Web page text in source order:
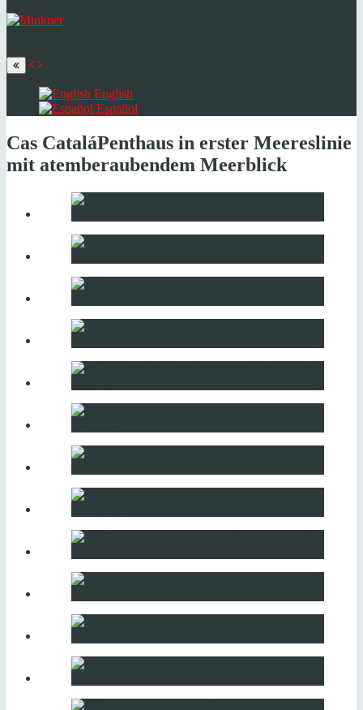
language
English
Español
Cas CataláPenthaus in erster Meereslinie
mit atemberaubendem Meerblick